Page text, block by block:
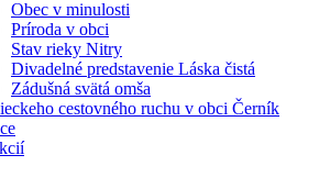
Obec v minulosti
Príroda v obci
Stav rieky Nitry
Divadelné predstavenie Láska čistá
Zádušná svätá omša
cestovného ruchu v obci Černík